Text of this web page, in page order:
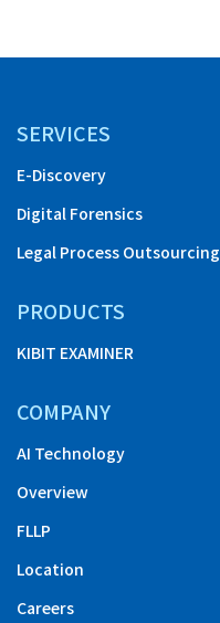
SERVICES
E-Discovery
Digital Forensics
Legal Process Outsourcing
PRODUCTS
KIBIT EXAMINER
COMPANY
AI Technology
Overview
FLLP
Location
Careers